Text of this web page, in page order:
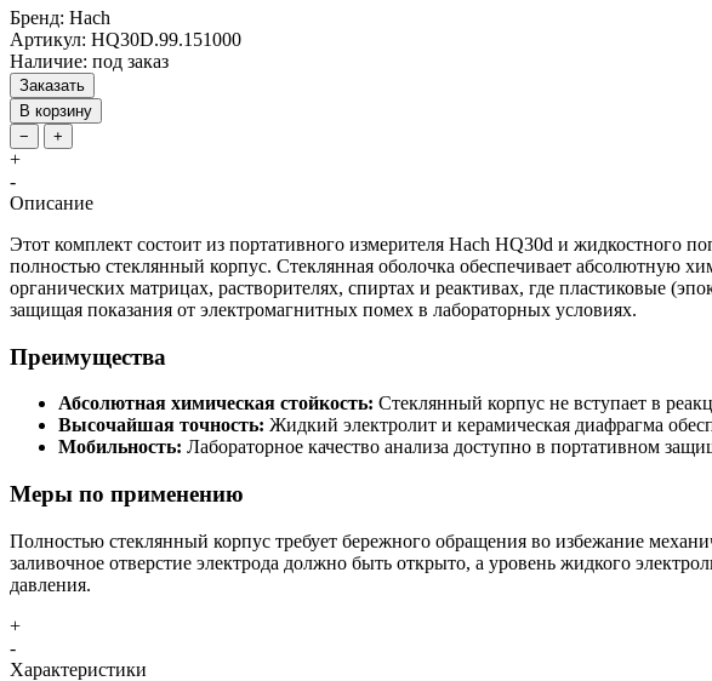
Бренд: Hach
Артикул: HQ30D.99.151000
Наличие: под заказ
Заказать
В корзину
−
+
+
-
Описание
Этот комплект состоит из портативного измерителя Hach HQ30d и жидкостного
полностью стеклянный корпус. Стеклянная оболочка обеспечивает абсолютную
органических матрицах, растворителях, спиртах и реактивах, где пластиковые
защищая показания от электромагнитных помех в лабораторных условиях.
Преимущества
Абсолютная химическая стойкость: Стеклянный корпус не вступает в
Высочайшая точность: Жидкий электролит и керамическая диафрагма
Мобильность: Лабораторное качество анализа доступно в портативном
Меры по применению
Полностью стеклянный корпус требует бережного обращения во избежание
заливочное отверстие электрода должно быть открыто, а уровень жидкого
давления.
+
-
Характеристики